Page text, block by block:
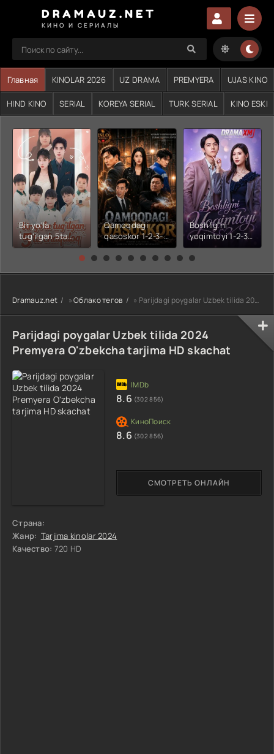
DRAMAUZ.NET
КИНО И СЕРИАЛЫ
Главная KINOLAR 2026 UZ DRAMA PREMYERA UJAS KINO
HIND KINO SERIAL KOREYA SERIAL TURK SERIAL KINO ESKI
Bir yo'la
tug'ilgan 5ta
chaqaloq 1-2-3-
seriali uzbek
tilida Barcha
skachat
Qamoqdagi
qasoskor 1-2-3-
4-5-6-7-10-20-
30-50-60-70-80-
tilida Barcha
qismlar 2026 HD
Boshlig'ni
yoqimtoyi 1-2-3-
4-5-6-7-10-20-
30-50-60-70-80-
tilida Barcha
qismlar 2026 HD
Dramauz.net »Облако тегов » Parijdagi poygalar Uzbek tilida 2024 Premyera O'zbekcha tarjima HD skachat
Parijdagi poygalar Uzbek tilida 2024
Premyera O'zbekcha tarjima HD skachat
Страна:
Жанр: Tarjima kinolar 2024
Качество: 720 HD
СМОТРЕТЬ ОНЛАЙН
8.6 (302 856)
8.6 (302 856)